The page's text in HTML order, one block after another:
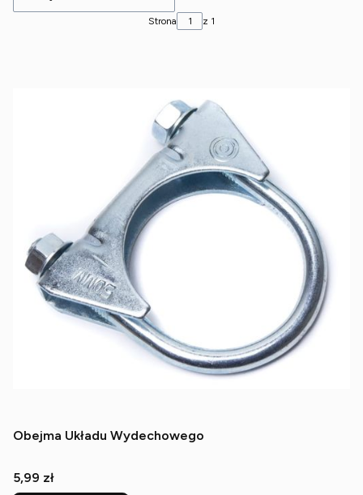
Strona z 1
Obejma Układu Wydechowego
Cena
5,99 zł